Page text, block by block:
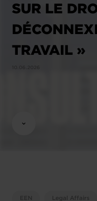
SUR LE
TRAVAIL »
EEN Legal Affairs